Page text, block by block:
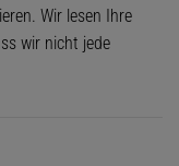
Wir lesen Ihre
wir nicht jede